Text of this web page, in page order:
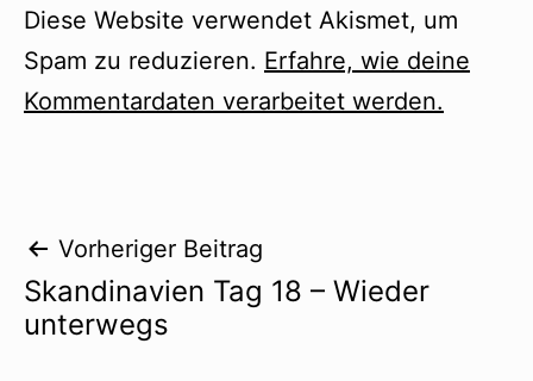
Diese Website verwendet Akismet, um
Spam zu reduzieren. Erfahre, wie deine
Kommentardaten verarbeitet werden.
Beitragsnavigation
Vorheriger Beitrag
Skandinavien Tag 18 – Wieder
unterwegs